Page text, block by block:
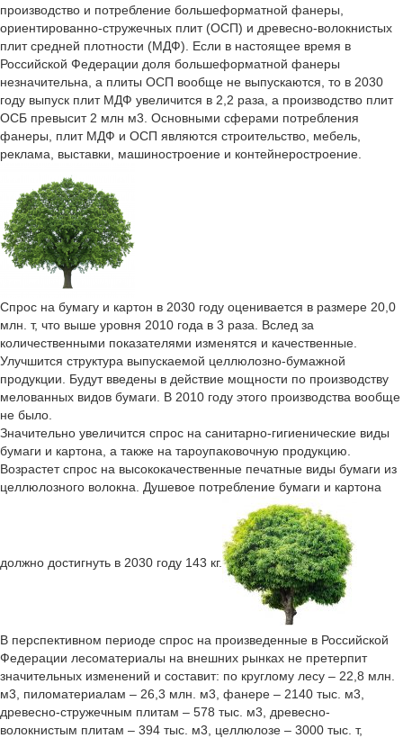
производство и потребление большеформатной фанеры,
ориентированно-стружечных плит (ОСП) и древесно-волокнистых
плит средней плотности (МДФ). Если в настоящее время в
Российской Федерации доля большеформатной фанеры
незначительна, а плиты ОСП вообще не выпускаются, то в 2030
году выпуск плит МДФ увеличится в 2,2 раза, а производство плит
ОСБ превысит 2 млн м3. Основными сферами потребления
фанеры, плит МДФ и ОСП являются строительство, мебель,
реклама, выставки, машиностроение и контейнеростроение.
Спрос на бумагу и картон в 2030 году оценивается в размере 20,0
млн. т, что выше уровня 2010 года в 3 раза. Вслед за
количественными показателями изменятся и качественные.
Улучшится структура выпускаемой целлюлозно-бумажной
продукции. Будут введены в действие мощности по производству
мелованных видов бумаги. В 2010 году этого производства вообще
не было.
Значительно увеличится спрос на санитарно-гигиенические виды
бумаги и картона, а также на тароупаковочную продукцию.
Возрастет спрос на высококачественные печатные виды бумаги из
целлюлозного волокна. Душевое потребление бумаги и картона
должно достигнуть в 2030 году 143 кг.
В перспективном периоде спрос на произведенные в Российской
Федерации лесоматериалы на внешних рынках не претерпит
значительных изменений и составит: по круглому лесу – 22,8 млн.
м3, пиломатериалам – 26,3 млн. м3, фанере – 2140 тыс. м3,
древесно-стружечным плитам – 578 тыс. м3, древесно-
волокнистым плитам – 394 тыс. м3, целлюлозе – 3000 тыс. т,